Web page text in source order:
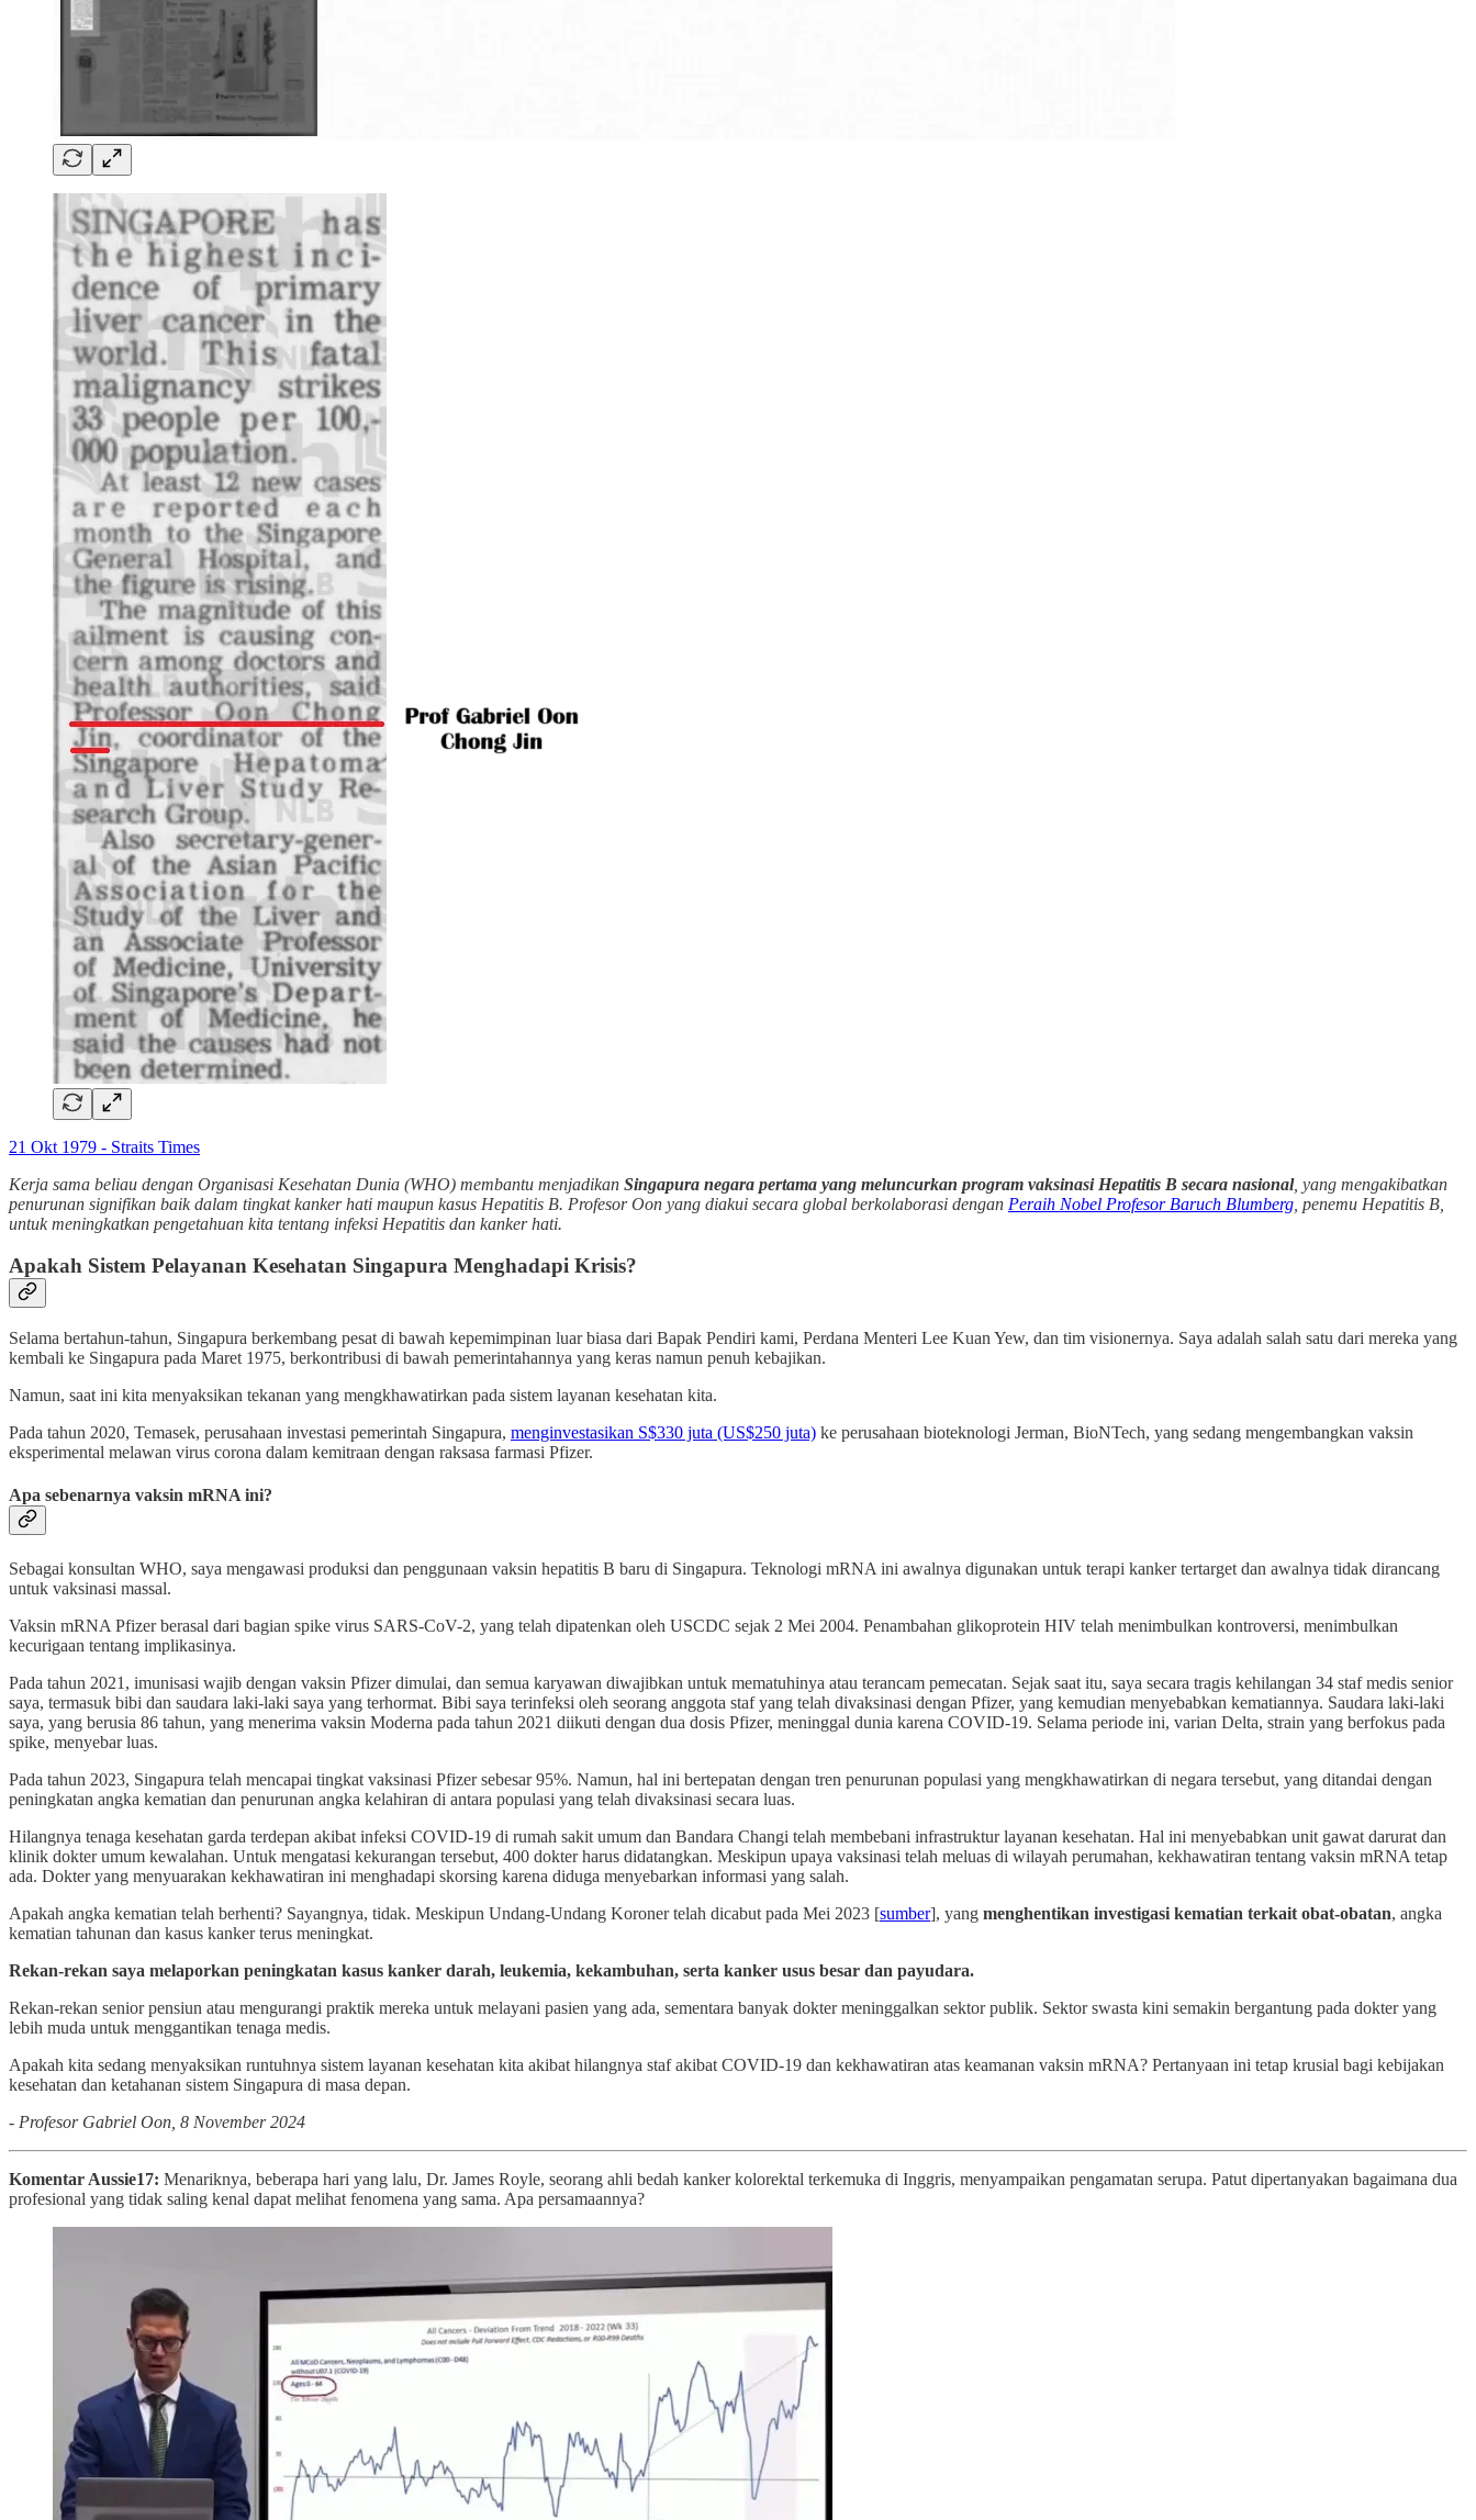
21 Okt 1979 - Straits Times
Kerja sama beliau dengan Organisasi Kesehatan Dunia (WHO) membantu menjadikan Singapura negara pertama yang meluncurkan program vaksinasi Hepatitis B secara nasional, yang mengakibatkan
penurunan signifikan baik dalam tingkat kanker hati maupun kasus Hepatitis B. Profesor Oon yang diakui secara global berkolaborasi dengan Peraih Nobel Profesor Baruch Blumberg , penemu Hepatitis B,
untuk meningkatkan pengetahuan kita tentang infeksi Hepatitis dan kanker hati.
Apakah Sistem Pelayanan Kesehatan Singapura Menghadapi Krisis?
Selama bertahun-tahun, Singapura berkembang pesat di bawah kepemimpinan luar biasa dari Bapak Pendiri kami, Perdana Menteri Lee Kuan Yew, dan tim visionernya. Saya adalah salah satu dari mereka yang
kembali ke Singapura pada Maret 1975, berkontribusi di bawah pemerintahannya yang keras namun penuh kebajikan.
Namun, saat ini kita menyaksikan tekanan yang mengkhawatirkan pada sistem layanan kesehatan kita.
Pada tahun 2020, Temasek, perusahaan investasi pemerintah Singapura, menginvestasikan S$330 juta (US$250 juta) ke perusahaan bioteknologi Jerman, BioNTech, yang sedang mengembangkan vaksin
eksperimental melawan virus corona dalam kemitraan dengan raksasa farmasi Pfizer.
Apa sebenarnya vaksin mRNA ini?
Sebagai konsultan WHO, saya mengawasi produksi dan penggunaan vaksin hepatitis B baru di Singapura. Teknologi mRNA ini awalnya digunakan untuk terapi kanker tertarget dan awalnya tidak dirancang
untuk vaksinasi massal.
Vaksin mRNA Pfizer berasal dari bagian spike virus SARS-CoV-2, yang telah dipatenkan oleh USCDC sejak 2 Mei 2004. Penambahan glikoprotein HIV telah menimbulkan kontroversi, menimbulkan
kecurigaan tentang implikasinya.
Pada tahun 2021, imunisasi wajib dengan vaksin Pfizer dimulai, dan semua karyawan diwajibkan untuk mematuhinya atau terancam pemecatan. Sejak saat itu, saya secara tragis kehilangan 34 staf medis senior
saya, termasuk bibi dan saudara laki-laki saya yang terhormat. Bibi saya terinfeksi oleh seorang anggota staf yang telah divaksinasi dengan Pfizer, yang kemudian menyebabkan kematiannya. Saudara laki-laki
saya, yang berusia 86 tahun, yang menerima vaksin Moderna pada tahun 2021 diikuti dengan dua dosis Pfizer, meninggal dunia karena COVID-19. Selama periode ini, varian Delta, strain yang berfokus pada
spike, menyebar luas.
Pada tahun 2023, Singapura telah mencapai tingkat vaksinasi Pfizer sebesar 95%. Namun, hal ini bertepatan dengan tren penurunan populasi yang mengkhawatirkan di negara tersebut, yang ditandai dengan
peningkatan angka kematian dan penurunan angka kelahiran di antara populasi yang telah divaksinasi secara luas.
Hilangnya tenaga kesehatan garda terdepan akibat infeksi COVID-19 di rumah sakit umum dan Bandara Changi telah membebani infrastruktur layanan kesehatan. Hal ini menyebabkan unit gawat darurat dan
klinik dokter umum kewalahan. Untuk mengatasi kekurangan tersebut, 400 dokter harus didatangkan. Meskipun upaya vaksinasi telah meluas di wilayah perumahan, kekhawatiran tentang vaksin mRNA tetap
ada. Dokter yang menyuarakan kekhawatiran ini menghadapi skorsing karena diduga menyebarkan informasi yang salah.
Apakah angka kematian telah berhenti? Sayangnya, tidak. Meskipun Undang-Undang Koroner telah dicabut pada Mei 2023 [sumber], yang menghentikan investigasi kematian terkait obat-obatan, angka
kematian tahunan dan kasus kanker terus meningkat.
Rekan-rekan saya melaporkan peningkatan kasus kanker darah, leukemia, kekambuhan, serta kanker usus besar dan payudara.
Rekan-rekan senior pensiun atau mengurangi praktik mereka untuk melayani pasien yang ada, sementara banyak dokter meninggalkan sektor publik. Sektor swasta kini semakin bergantung pada dokter yang
lebih muda untuk menggantikan tenaga medis.
Apakah kita sedang menyaksikan runtuhnya sistem layanan kesehatan kita akibat hilangnya staf akibat COVID-19 dan kekhawatiran atas keamanan vaksin mRNA? Pertanyaan ini tetap krusial bagi kebijakan
kesehatan dan ketahanan sistem Singapura di masa depan.
- Profesor Gabriel Oon, 8 November 2024
Komentar Aussie17: Menariknya, beberapa hari yang lalu, Dr. James Royle, seorang ahli bedah kanker kolorektal terkemuka di Inggris, menyampaikan pengamatan serupa. Patut dipertanyakan bagaimana dua
profesional yang tidak saling kenal dapat melihat fenomena yang sama. Apa persamaannya?